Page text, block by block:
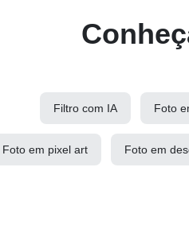
Filtro com IA Foto
Foto em pixel art Foto em